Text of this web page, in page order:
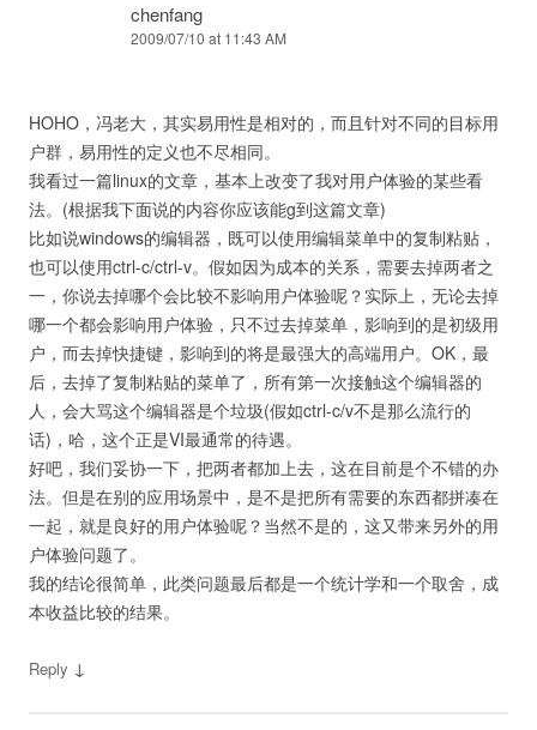
chenfang
2009/07/10 at 11:43 AM
HOHO，冯老大，其实易用性是相对的，而且针对不同的目标用
户群，易用性的定义也不尽相同。
我看过一篇linux的文章，基本上改变了我对用户体验的某些看
法。(根据我下面说的内容你应该能g到这篇文章)
比如说windows的编辑器，既可以使用编辑菜单中的复制粘贴，
也可以使用ctrl-c/ctrl-v。假如因为成本的关系，需要去掉两者之
一，你说去掉哪个会比较不影响用户体验呢？实际上，无论去掉
哪一个都会影响用户体验，只不过去掉菜单，影响到的是初级用
户，而去掉快捷键，影响到的将是最强大的高端用户。OK，最
后，去掉了复制粘贴的菜单了，所有第一次接触这个编辑器的
人，会大骂这个编辑器是个垃圾(假如ctrl-c/v不是那么流行的
话)，哈，这个正是VI最通常的待遇。
好吧，我们妥协一下，把两者都加上去，这在目前是个不错的办
法。但是在别的应用场景中，是不是把所有需要的东西都拼凑在
一起，就是良好的用户体验呢？当然不是的，这又带来另外的用
户体验问题了。
我的结论很简单，此类问题最后都是一个统计学和一个取舍，成
本收益比较的结果。
Reply ↓